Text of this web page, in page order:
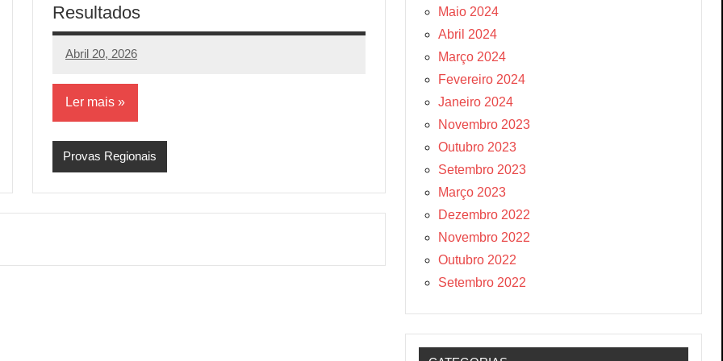
Resultados
Abril 20, 2026
aeram
Sem
comentários
Ler mais
Provas Regionais
Maio 2024
Abril 2024
Março 2024
Fevereiro 2024
Janeiro 2024
Novembro 2023
Outubro 2023
Setembro 2023
Março 2023
Dezembro 2022
Novembro 2022
Outubro 2022
Setembro 2022